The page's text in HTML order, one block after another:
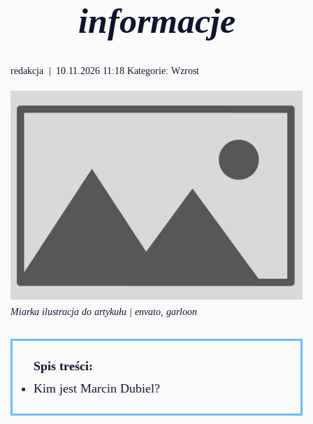
informacje
redakcja | 10.11.2026 11:18 Kategorie: Wzrost
Miarka ilustracja do artykułu | envato, garloon
Spis treści:
Kim jest Marcin Dubiel?